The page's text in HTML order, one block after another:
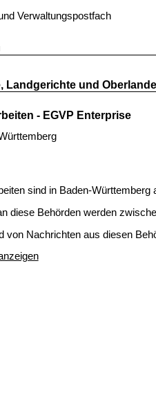
Verwaltungspostfach
Landgerichte und
- EGVP Enterprise
sind in Baden-
diese Behörden werden
von Nachrichten aus diesen